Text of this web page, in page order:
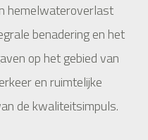
hemelwateroverlast
benadering en het
op het gebied van
en ruimtelijke
de kwaliteitsimpuls.